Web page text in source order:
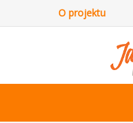
O projektu